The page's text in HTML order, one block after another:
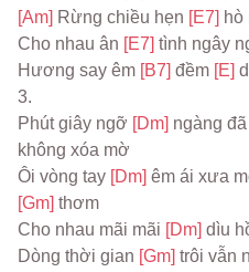
[Am] Rừng chiều hẹn [E7] hò
Cho nhau ân [E7] tình ngây
Hương say êm [B7] đềm [E]
3.
Phút giây ngỡ [Dm] ngàng
không xóa mờ
Ôi vòng tay [Dm] êm ái xưa
[Gm] thơm
Cho nhau mãi mãi [Dm] dìu
Dòng thời gian [Gm] trôi vẫn